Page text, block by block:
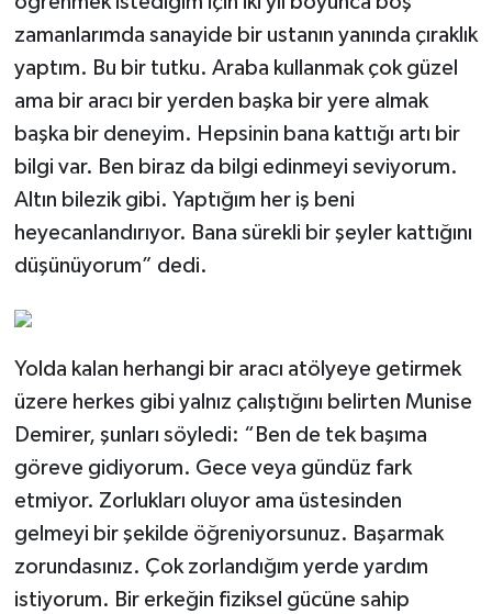
zamanlarımda sanayide bir ustanın yanında çıraklık
yaptım. Bu bir tutku. Araba kullanmak çok güzel
ama bir aracı bir yerden başka bir yere almak
başka bir deneyim. Hepsinin bana kattığı artı bir
bilgi var. Ben biraz da bilgi edinmeyi seviyorum.
Altın bilezik gibi. Yaptığım her iş beni
heyecanlandırıyor. Bana sürekli bir şeyler kattığını
düşünüyorum” dedi.
Yolda kalan herhangi bir aracı atölyeye getirmek
üzere herkes gibi yalnız çalıştığını belirten Munise
Demirer, şunları söyledi: “Ben de tek başıma
göreve gidiyorum. Gece veya gündüz fark
etmiyor. Zorlukları oluyor ama üstesinden
gelmeyi bir şekilde öğreniyorsunuz. Başarmak
zorundasınız. Çok zorlandığım yerde yardım
istiyorum. Bir erkeğin fiziksel gücüne sahip